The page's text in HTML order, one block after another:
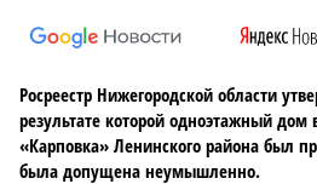
Росреестр Нижегородской области
результате которой одноэтажный дом
«Карповка» Ленинского района был
была допущена неумышленно.